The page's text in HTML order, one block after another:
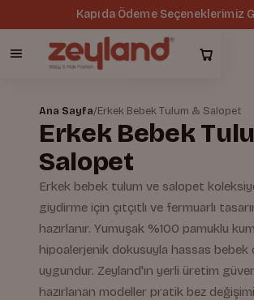
Kapıda Ödeme Seçeneklerimiz
Ana Sayfa/Erkek Bebek Tulum & Salopet
Erkek Bebek
Salopet
Erkek bebek tulum ve salopet
giydirme için çıtçıtlı ve fermuarlı
hazırlanır. Yumuşak %100 pamuklu
hipoalerjenik dokusuyla hassas bebek
uygundur. Zeyland'ın yerli üretim
hazırlanan modeller pratik bez